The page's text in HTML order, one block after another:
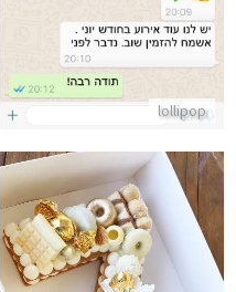
lollipop
עוגת אותיות ומלא שוקולדים